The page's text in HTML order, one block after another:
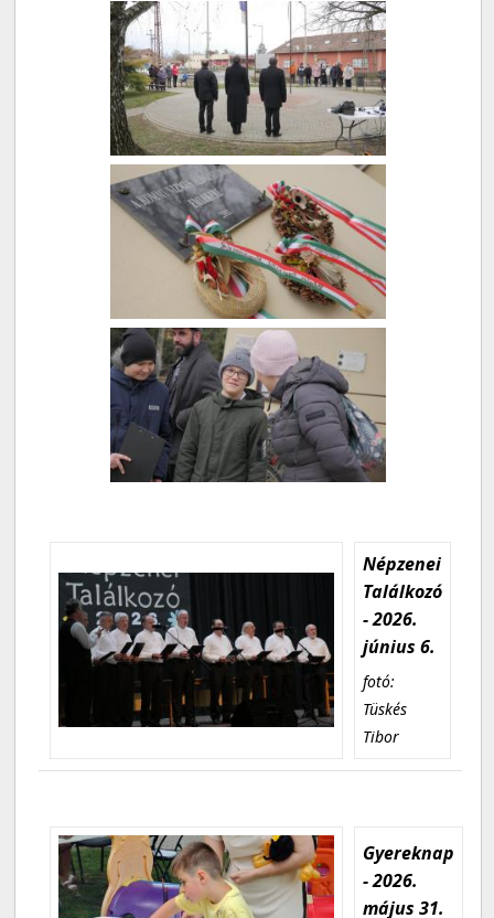
Népzenei
Találkozó
- 2026.
június 6.
fotó:
Tüskés
Tibor
Gyereknap
- 2026.
május 31.